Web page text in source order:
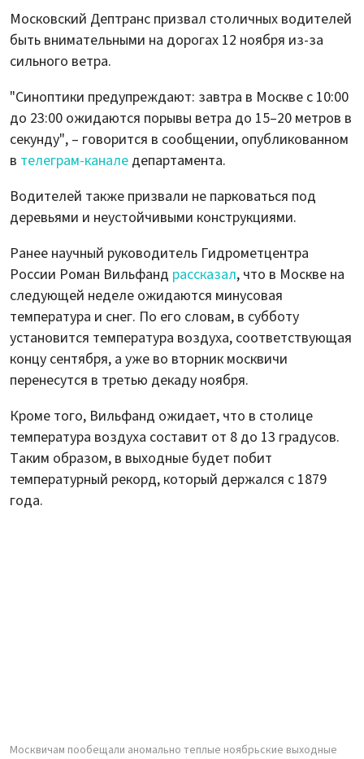
Московский Дептранс призвал столичных водителей
быть внимательными на дорогах 12 ноября из-за
сильного ветра.
"Синоптики предупреждают: завтра в Москве с 10:00
до 23:00 ожидаются порывы ветра до 15–20 метров в
секунду", – говорится в сообщении, опубликованном
в телеграм-канале департамента.
Водителей также призвали не парковаться под
деревьями и неустойчивыми конструкциями.
Ранее научный руководитель Гидрометцентра
России Роман Вильфанд рассказал, что в Москве на
следующей неделе ожидаются минусовая
температура и снег. По его словам, в субботу
установится температура воздуха, соответствующая
концу сентября, а уже во вторник москвичи
перенесутся в третью декаду ноября.
Кроме того, Вильфанд ожидает, что в столице
температура воздуха составит от 8 до 13 градусов.
Таким образом, в выходные будет побит
температурный рекорд, который держался с 1879
года.
Москвичам пообещали аномально теплые ноябрьские выходные